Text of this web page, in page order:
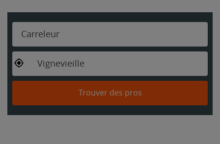
Carreleur
Vignevieille
Trouver des pros